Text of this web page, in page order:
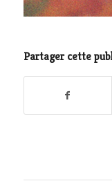
Partager cette